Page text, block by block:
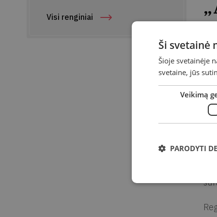
Visi renginiai
Ši svetainė
Šioje svetainėje
svetaine, jūs
Veikimą
PARODYTI